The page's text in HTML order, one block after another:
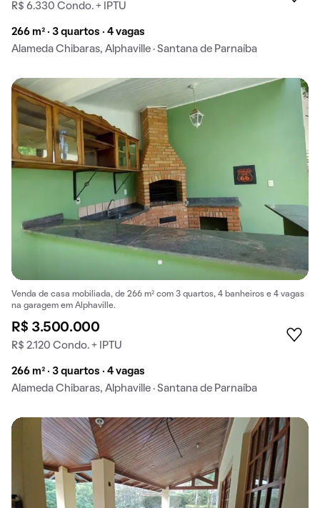
R$ 6.330 Condo. + IPTU
266 m² · 3 quartos · 4 vagas
Alameda Chibaras, Alphaville · Santana de Parnaíba
Venda de casa mobiliada, de 266 m² com 3 quartos, 4 banheiros e 4 vagas
na garagem em Alphaville.
R$ 3.500.000
R$ 2.120 Condo. + IPTU
266 m² · 3 quartos · 4 vagas
Alameda Chibaras, Alphaville · Santana de Parnaíba